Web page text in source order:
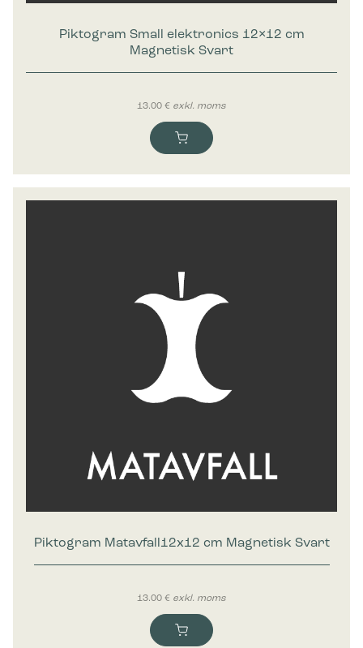
Piktogram Small elektronics 12×12 cm
Magnetisk Svart
13.00 € exkl. moms
Piktogram Matavfall12x12 cm Magnetisk Svart
13.00 € exkl. moms